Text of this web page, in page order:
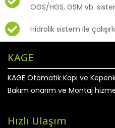
OGS/HGS, GSM vb.
Hidrolik sistem ile
KAGE
KAGE Otomatik Kapı ve
Bakım onarım ve Montaj
Hızlı Ulaşım